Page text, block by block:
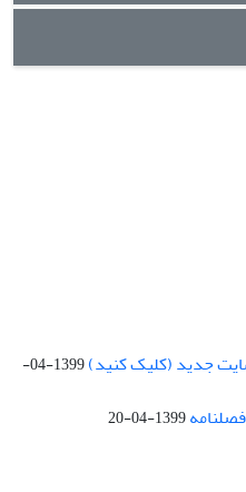
جدید (کلیک کنید)
1399-04-
1399-04-20